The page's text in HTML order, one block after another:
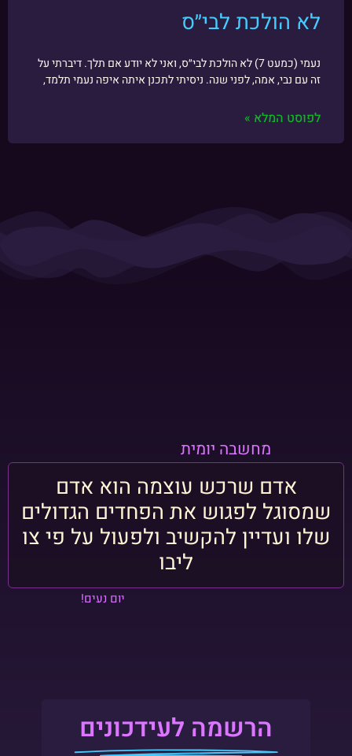
לא הולכת לבי״ס
נעמי (כמעט 7) לא הולכת לבי״ס, ואני לא יודע אם תלך. דיברתי על
זה עם נבי, אמה, לפני שנה. ניסיתי לתכנן איתה איפה נעמי תלמד,
לפוסט המלא »
מחשבה יומית
אדם שרכש עוצמה הוא אדם
שמסוגל לפגוש את הפחדים הגדולים
שלו ועדיין להקשיב ולפעול על פי צו
ליבו
יום נעים!
הרשמה לעידכונים